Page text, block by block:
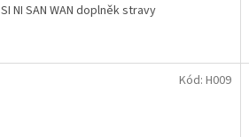
SI NI SAN WAN doplněk stravy
Kód: H009